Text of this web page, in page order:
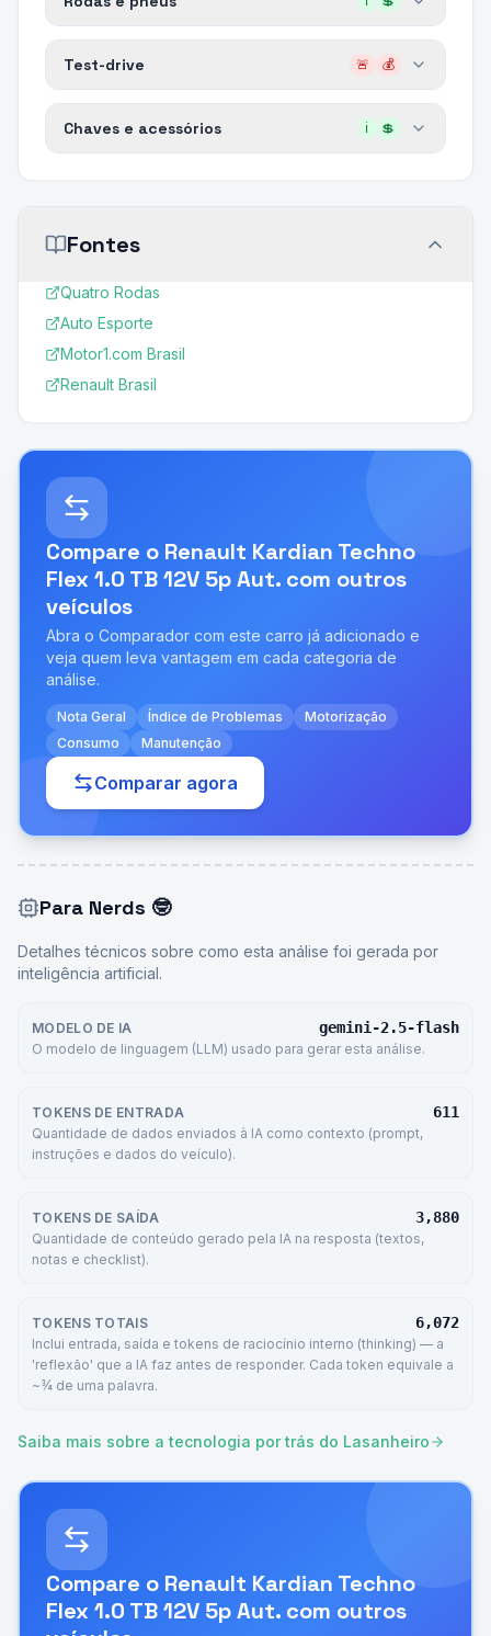
Test-drive 🚨 💰
Chaves e acessórios ℹ️ 💲
Fontes
Quatro Rodas
Auto Esporte
Motor1.com Brasil
Renault Brasil
Compare o Renault Kardian Techno
Flex 1.0 TB 12V 5p Aut. com outros
veículos
Abra o Comparador com este carro já adicionado e
veja quem leva vantagem em cada categoria de
análise.
Nota Geral Índice de Problemas
Motorização
Consumo
Manutenção
Comparar agora
Para Nerds 🤓
Detalhes técnicos sobre como esta análise foi gerada por
inteligência artificial.
MODELO DE IA gemini-2.5-flash
O modelo de linguagem (LLM) usado para gerar esta análise.
TOKENS DE ENTRADA 611
Quantidade de dados enviados à IA como contexto (prompt,
instruções e dados do veículo).
TOKENS DE SAÍDA 3,880
Quantidade de conteúdo gerado pela IA na resposta (textos,
notas e checklist).
TOKENS TOTAIS 6,072
Inclui entrada, saída e tokens de raciocínio interno (thinking) — a
'reflexão' que a IA faz antes de responder. Cada token equivale a
~¾ de uma palavra.
Saiba mais sobre a tecnologia por trás do Lasanheiro
Compare o Renault Kardian Techno
Flex 1.0 TB 12V 5p Aut. com outros